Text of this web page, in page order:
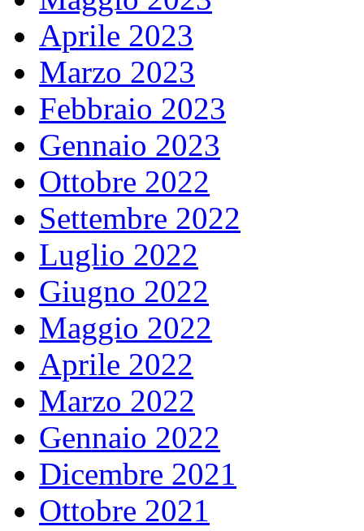
Aprile 2023
Marzo 2023
Febbraio 2023
Gennaio 2023
Ottobre 2022
Settembre 2022
Luglio 2022
Giugno 2022
Maggio 2022
Aprile 2022
Marzo 2022
Gennaio 2022
Dicembre 2021
Ottobre 2021